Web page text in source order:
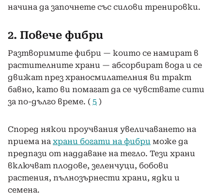
начина да започнете със силови тренировки.
2. Повече фибри
Разтворимите фибри — които се намират в
растителните храни — абсорбират вода и се
движат през храносмилателния ви тракт
бавно, като ви помагат да се чувствате сити
за по-дълго време. ( 5 )
Според някои проучвания увеличаването на
приема на храни богати на фибри може да
предпази от наддаване на тегло. Тези храни
включват плодове, зеленчуци, бобови
растения, пълнозърнести храни, ядки и
семена.